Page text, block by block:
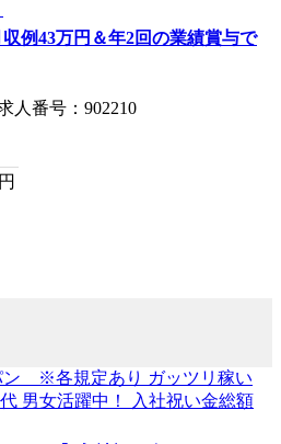
収例43万円＆年2回の業績賞与で
人番号：902210
円